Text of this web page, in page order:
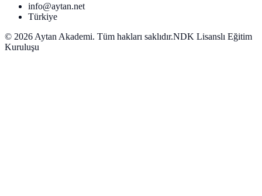
info@aytan.net
Türkiye
© 2026 Aytan Akademi. Tüm hakları saklıdır.NDK Lisanslı Eğitim
Kuruluşu